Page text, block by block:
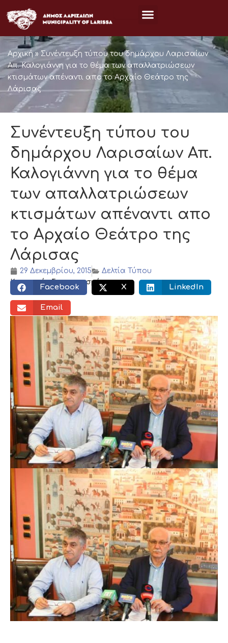
στο
περιεχόμενο
Αρχική » Συνέντευξη τύπου του δημάρχου Λαρισαίων
Απ. Καλογιάννη για το θέμα των απαλλατριώσεων
κτισμάτων απέναντι απο το Αρχαίο Θεάτρο της
Λάρισας
Συνέντευξη τύπου του
δημάρχου Λαρισαίων Απ.
Καλογιάννη για το θέμα
των απαλλατριώσεων
κτισμάτων απέναντι απο
το Αρχαίο Θεάτρο της
Λάρισας
29 Δεκεμβρίου, 2015
Δελτία Τύπου
Κοινωνικός διαμοιρασμός:
Facebook X LinkedIn
Email